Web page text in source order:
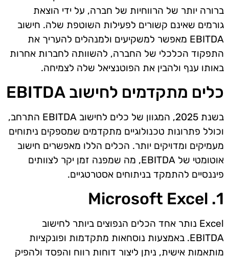
ברורה יותר של הרווחיות של חברה, על ידי הוצאת
גורמים שאינם קשורים לפעילות השוטפת שלה. חישוב
EBITDA מאפשר למשקיעים ולמנהלים להעריך את
התפקוד הכלכלי של החברה, להשוותה לחברות אחרות
באותו ענף ולהבין את הפוטנציאל שלה לצמיחה.
כלים מתקדמים לחישוב EBITDA
בשנת 2025, המגוון של כלים לחישוב EBITDA התרחב,
וכולל פתרונות טכנולוגיים מתקדמים שמספקים ניתוחים
מעמיקים ומדויקים יותר. הכלים הללו מאפשרים חישוב
אוטומטי של EBITDA, מה שמפנה זמן יקר לצוותים
פיננסיים להתמקד בניתוחים אסטרטגיים.
1. Microsoft Excel
Excel נותר אחד הכלים הנפוצים ביותר לחישוב
EBITDA. באמצעות נוסחאות מתקדמות ופונקציות
מותאמות אישית, ניתן ליצור דוחות רווח והפסד ולהפיק